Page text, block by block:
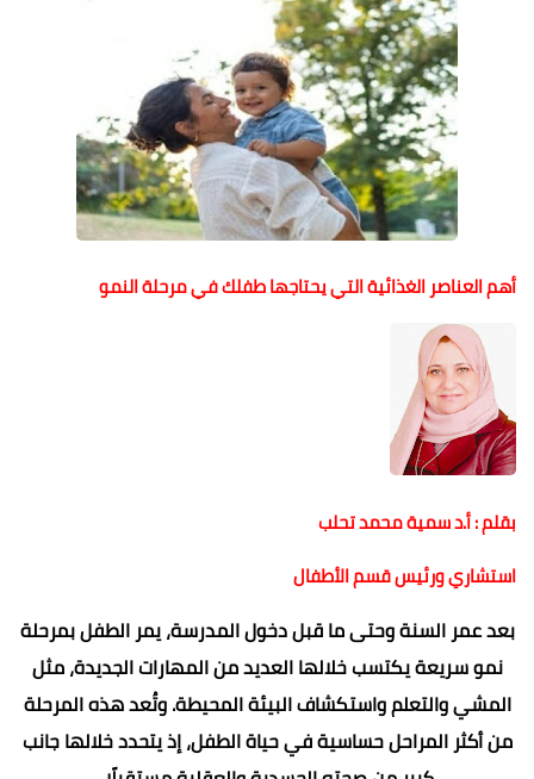
أهم العناصر الغذائية التي يحتاجها طفلك في مرحلة النمو
بقلم : أ.د سمية محمد تحلب
استشاري ورئيس قسم الأطفال
بعد عمر السنة وحتى ما قبل دخول المدرسة، يمر الطفل بمرحلة
نمو سريعة يكتسب خلالها العديد من المهارات الجديدة، مثل
المشي والتعلم واستكشاف البيئة المحيطة. وتُعد هذه المرحلة
من أكثر المراحل حساسية في حياة الطفل، إذ يتحدد خلالها جانب